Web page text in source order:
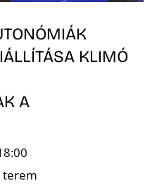
KLIMÓ
A
terem